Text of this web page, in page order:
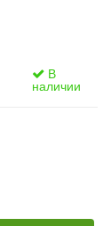
В
наличии